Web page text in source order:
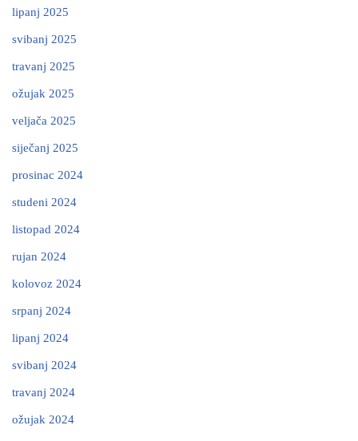
lipanj 2025
svibanj 2025
travanj 2025
ožujak 2025
veljača 2025
siječanj 2025
prosinac 2024
studeni 2024
listopad 2024
rujan 2024
kolovoz 2024
srpanj 2024
lipanj 2024
svibanj 2024
travanj 2024
ožujak 2024